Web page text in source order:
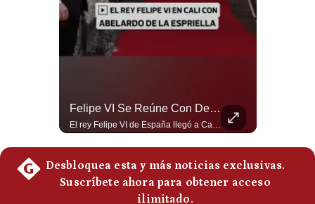
Felipe VI Se Reúne Con De La Espriella Antes De La Investidura | Gestión Mundo